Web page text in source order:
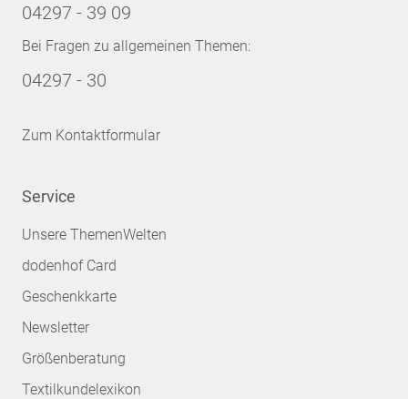
04297 - 39 09
Bei Fragen zu allgemeinen Themen:
04297 - 30
Zum Kontaktformular
Service
Unsere ThemenWelten
dodenhof Card
Geschenkkarte
Newsletter
Größenberatung
Textilkundelexikon